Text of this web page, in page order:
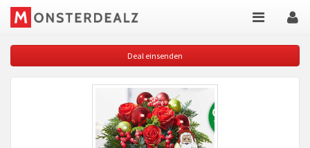
Deal einsenden